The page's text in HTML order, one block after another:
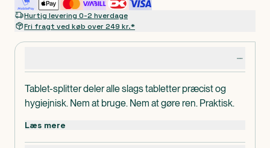
Tablet-splitter deler alle slags tabletter præcist og
hygiejnisk. Nem at bruge. Nem at gøre ren. Praktisk.
Læs mere
Hurtig levering 0-2 hverdage
Fri fragt ved køb over 249 kr.*